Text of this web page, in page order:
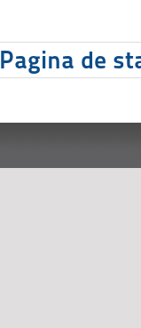
Pagina de